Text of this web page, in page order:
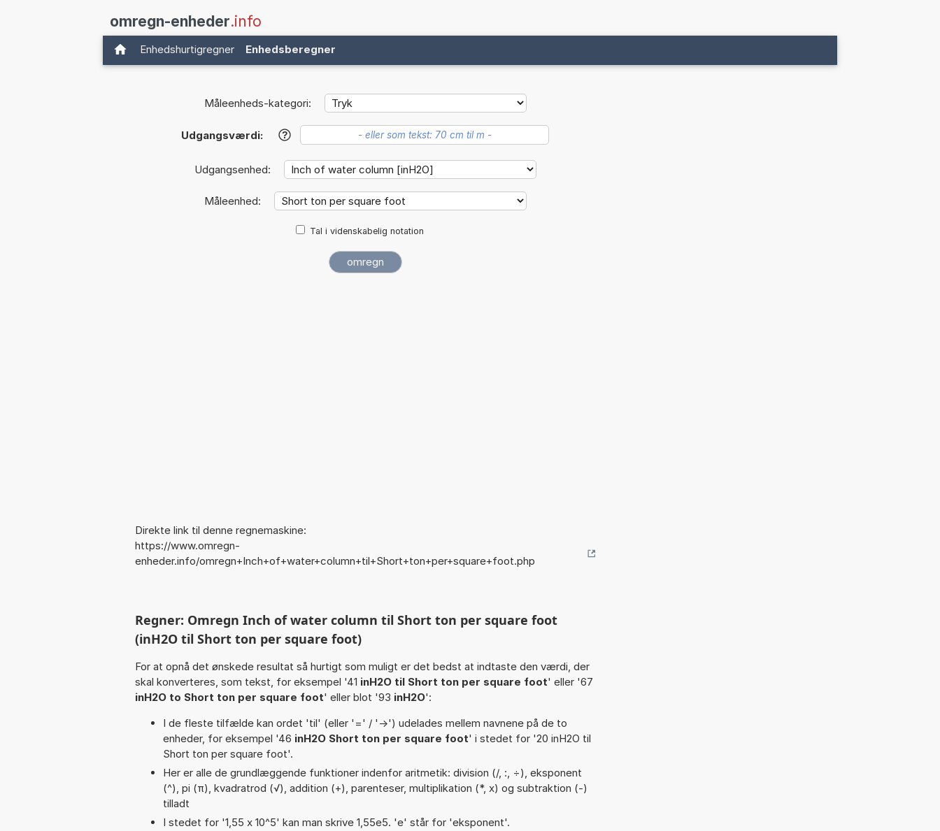
omregn-enheder.info
Enhedshurtigregner Enhedsberegner
Måleenheds-kategori:
Udgangsværdi: ?
Udgangsenhed:
Måleenhed:
Tal i videnskabelig notation
Direkte link til denne regnemaskine:
https://www.omregn-
enheder.info/omregn+Inch+of+water+column+til+Short+ton+per+square+foot.php
Regner: Omregn Inch of water column til Short ton per square foot
(inH2O til Short ton per square foot)
For at opnå det ønskede resultat så hurtigt som muligt er det bedst at indtaste den værdi, der
skal konverteres, som tekst, for eksempel '41 inH2O til Short ton per square foot' eller '67
inH2O to Short ton per square foot' eller blot '93 inH2O':
I de fleste tilfælde kan ordet 'til' (eller '=' / '->') udelades mellem navnene på de to
enheder, for eksempel '46 inH2O Short ton per square foot' i stedet for '20 inH2O til
Short ton per square foot'.
Her er alle de grundlæggende funktioner indenfor aritmetik: division (/, :, ÷), eksponent
(^), pi (π), kvadratrod (√), addition (+), parenteser, multiplikation (*, x) og subtraktion (-)
tilladt
I stedet for '1,55 x 10^5' kan man skrive 1,55e5. 'e' står for 'eksponent'.